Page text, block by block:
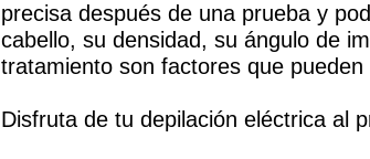
precisa después de una prueba y
cabello, su densidad, su ángulo de
tratamiento son factores que
Disfruta de tu depilación eléctrica al